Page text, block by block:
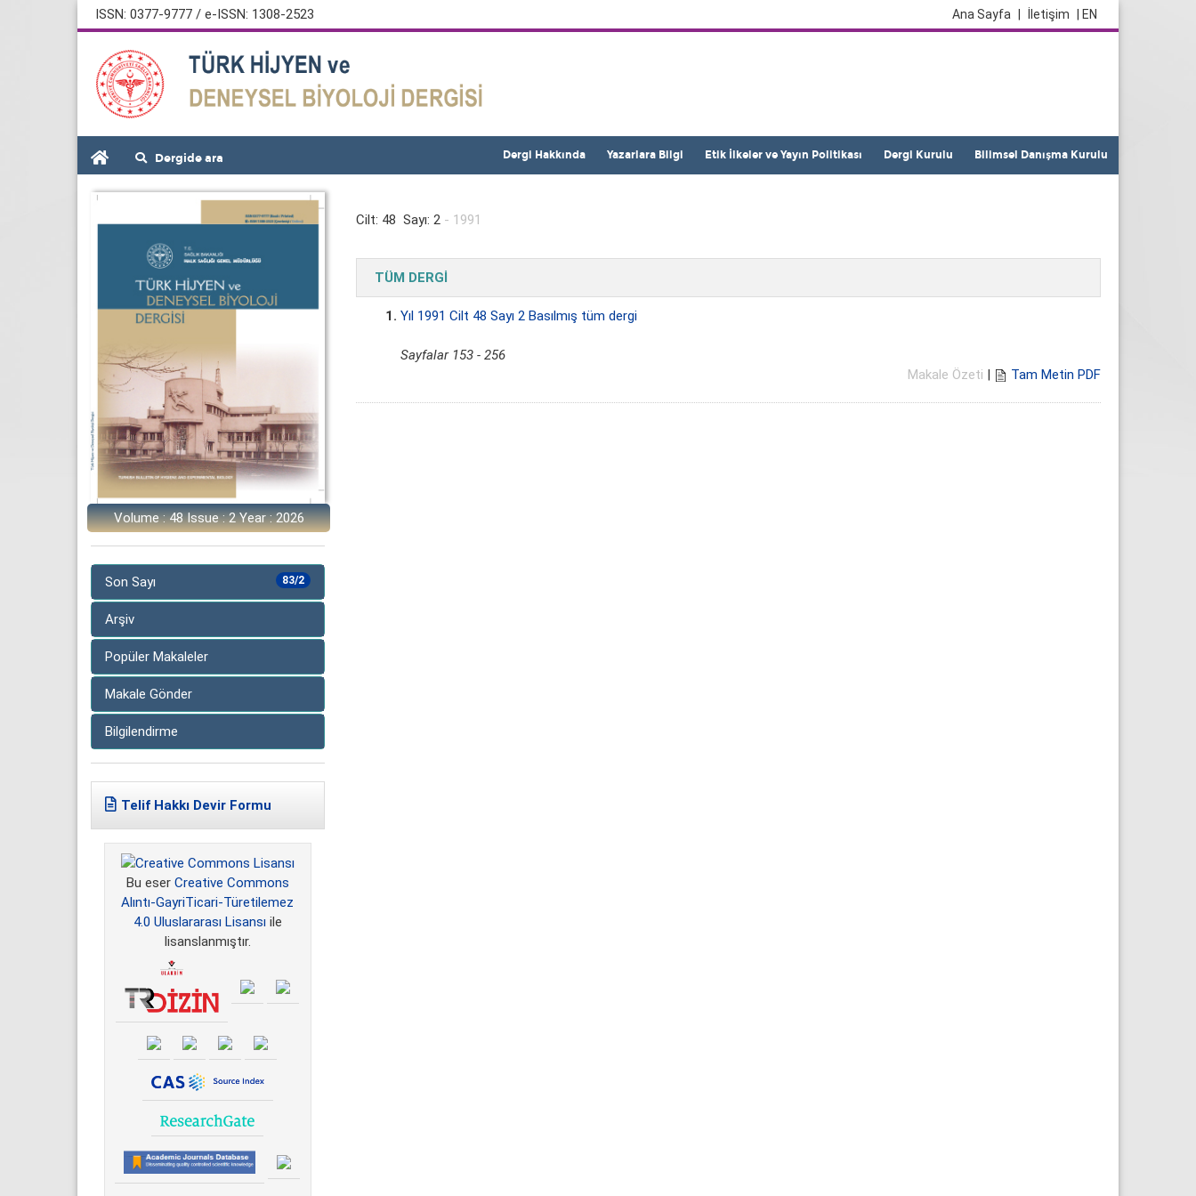
ISSN: 0377-9777 / e-ISSN: 1308-2523 | EN
İletişim
Ana Sayfa
Dergide ara Dergi Hakkında Yazarlara Bilgi Etik İlkeler ve Yayın Politikası Dergi Kurulu Bilimsel Danışma Kurulu
Volume : 48 Issue : 2 Year : 2026
83/2
Son Sayı
Arşiv
Popüler Makaleler
Makale Gönder
Bilgilendirme
Telif Hakkı Devir Formu
Bu eser Creative Commons
Alıntı-GayriTicari-Türetilemez
4.0 Uluslararası Lisansı ile
lisanslanmıştır.
Cilt: 48 Sayı: 2- 1991
TÜM DERGİ
1. Yıl 1991 Cilt 48 Sayı 2 Basılmış tüm dergi
Sayfalar 153 - 256
Makale Özeti | Tam Metin PDF